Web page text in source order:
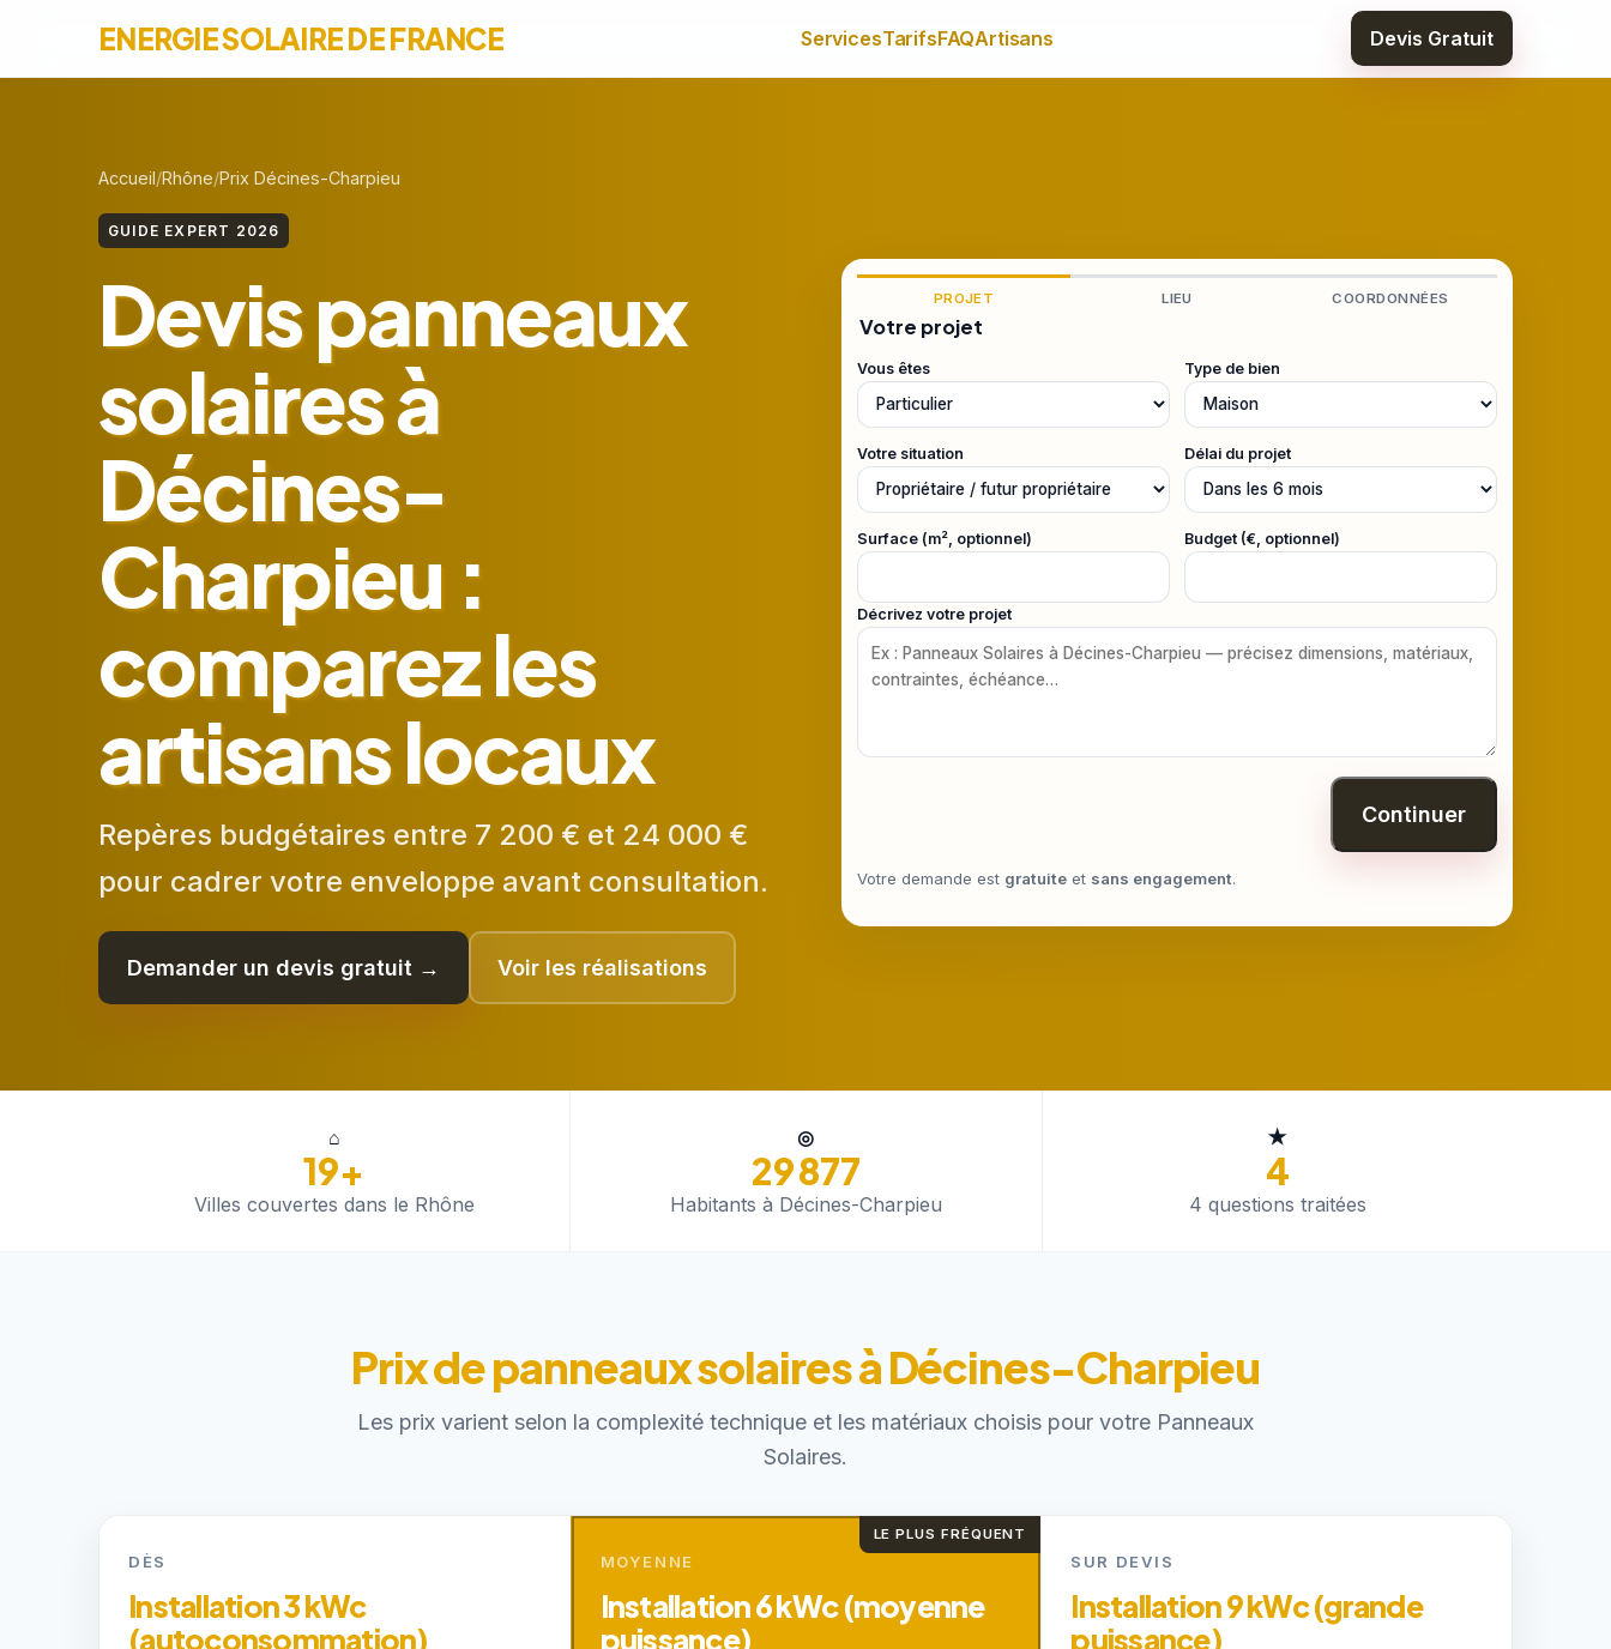
ENERGIE SOLAIRE DE FRANCE ServicesTarifsFAQArtisans Devis Gratuit
Accueil Rhône Prix Décines-Charpieu
GUIDE EXPERT 2026
Devis panneaux
solaires à
Décines-
Charpieu :
comparez les
artisans locaux
Repères budgétaires entre 7 200 € et 24 000 €
pour cadrer votre enveloppe avant consultation.
Demander un devis gratuit → Voir les réalisations
PROJET LIEU COORDONNÉES
Votre projet
Vous êtes Type de bien
Votre situation Délai du projet
Surface (m², optionnel) Budget (€, optionnel)
Décrivez votre projet
Continuer
Votre demande est gratuite et sans engagement.
⌂
19+
Villes couvertes dans le Rhône
◎
29 877
Habitants à Décines-Charpieu
★
4
4 questions traitées
Prix de panneaux solaires à Décines-Charpieu
Les prix varient selon la complexité technique et les matériaux choisis pour votre Panneaux
Solaires.
DÈS
Installation 3 kWc
(autoconsommation)
LE PLUS FRÉQUENT
MOYENNE
Installation 6 kWc (moyenne
puissance)
SUR DEVIS
Installation 9 kWc (grande
puissance)